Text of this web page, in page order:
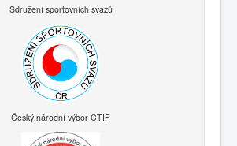
Sdružení sportovních svazů
Český národní výbor CTIF